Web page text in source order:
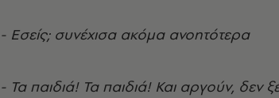
- Εσείς; συνέχισα ακόμα ανοητότερα
- Τα παιδιά! Τα παιδιά! Και αργούν, δεν